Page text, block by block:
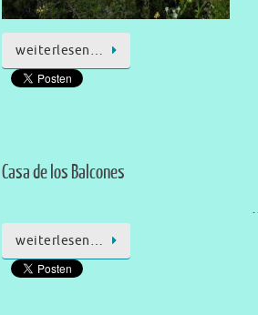
weiterlesen…
Casa de los Balcones
weiterlesen…